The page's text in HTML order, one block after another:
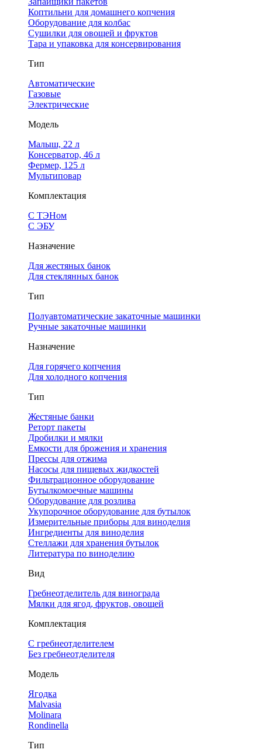
Коптильни для домашнего копчения
Оборудование для колбас
Сушилки для овощей и фруктов
Тара и упаковка для консервирования
Тип
Автоматические
Газовые
Электрические
Модель
Малыш, 22 л
Консерватор, 46 л
Фермер, 125 л
Мультиповар
Комплектация
С ТЭНом
С ЭБУ
Назначение
Для жестяных банок
Для стеклянных банок
Тип
Полуавтоматические закаточные машинки
Ручные закаточные машинки
Назначение
Для горячего копчения
Для холодного копчения
Тип
Жестяные банки
Реторт пакеты
Дробилки и мялки
Емкости для брожения и хранения
Прессы для отжима
Насосы для пищевых жидкостей
Фильтрационное оборудование
Бутылкомоечные машины
Оборудование для розлива
Укупорочное оборудование для бутылок
Измерительные приборы для виноделия
Ингредиенты для виноделия
Стеллажи для хранения бутылок
Литература по виноделию
Вид
Гребнеотделитель для винограда
Мялки для ягод, фруктов, овощей
Комплектация
С гребнеотделителем
Без гребнеотделителя
Модель
Ягодка
Malvasia
Molinara
Rondinella
Тип